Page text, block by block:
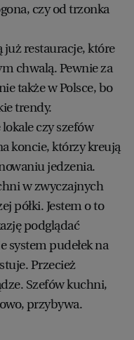
czy od trzonka
już restauracje, które
chwalą. Pewnie za
także w Polsce, bo
trendy.
czy szefów
koncie, którzy kreują
jedzenia.
w zwyczajnych
półki. Jestem o to
podglądać
system pudełek na
Przecież
Szefów kuchni,
przybywa.